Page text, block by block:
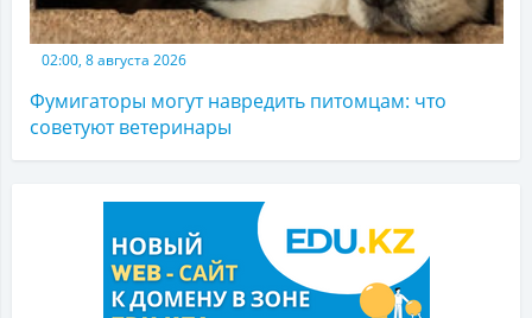
02:00, 8 августа 2026
Фумигаторы могут навредить питомцам: что
советуют ветеринары